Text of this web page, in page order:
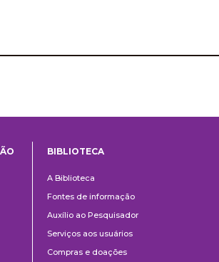
BIBLIOTECA
A Biblioteca
Fontes de informação
Auxílio ao Pesquisador
Serviços aos usuários
Compras e doações